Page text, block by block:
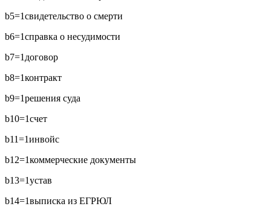
b5=1свидетельство о смерти
b6=1справка о несудимости
b7=1 договор
b8=1контракт
b9=1решения суда
b10=1счет
b11=1инвойс
b12=1коммерческие документы
b13=1устав
b14=1выписка из ЕГРЮЛ